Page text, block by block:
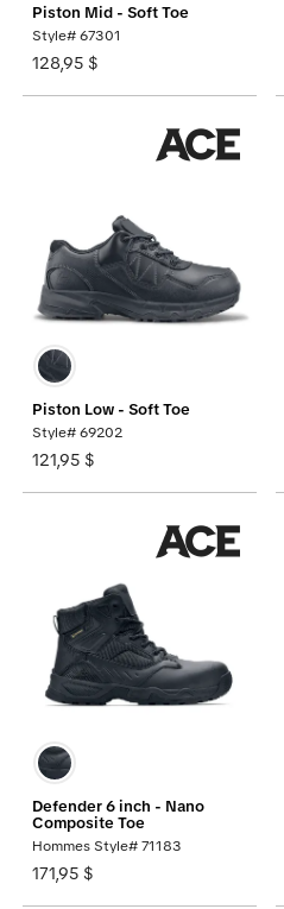
Piston Mid - Soft Toe
Style# 67301
128,95 $
Piston Low - Soft Toe
Style# 69202
121,95 $
Defender 6 inch - Nano
Composite Toe
Hommes Style# 71183
171,95 $